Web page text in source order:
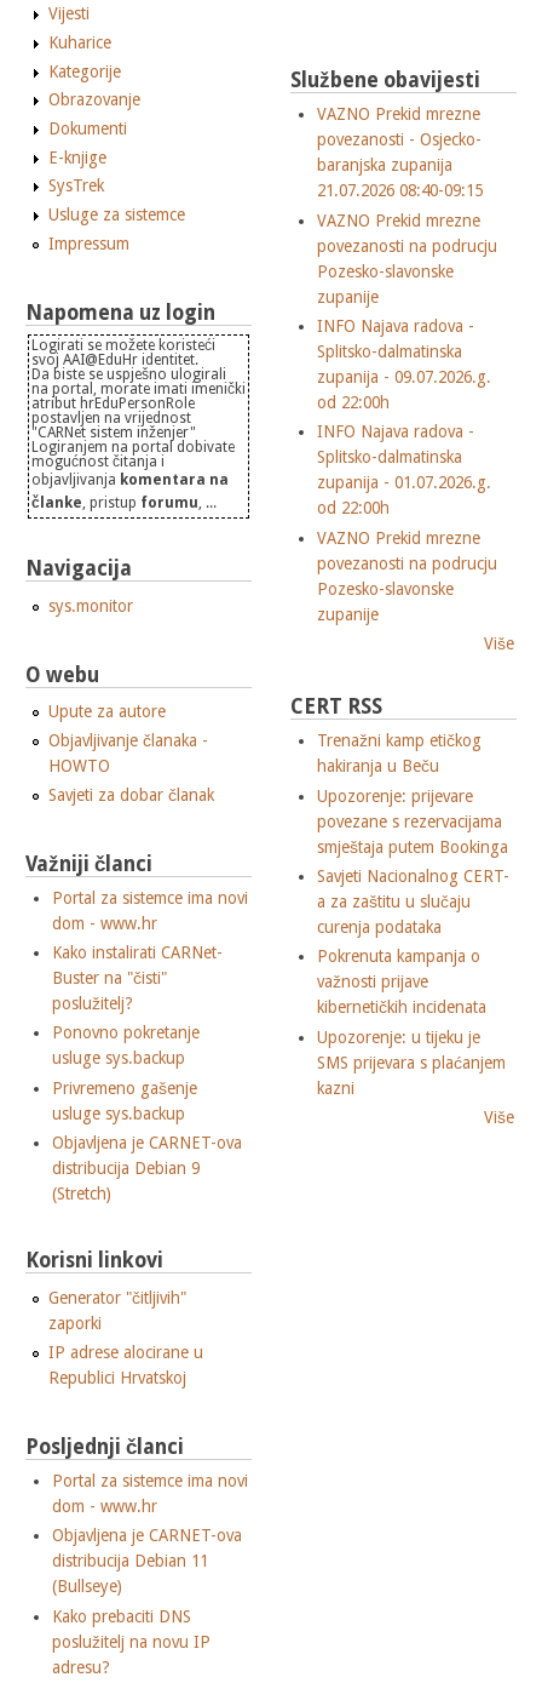
Vijesti
Kuharice
Kategorije
Obrazovanje
Dokumenti
E-knjige
SysTrek
Usluge za sistemce
Impressum
Napomena uz login
Logirati se možete koristeći
svoj AAI@EduHr identitet.
Da biste se uspješno ulogirali
na portal, morate imati imenički
atribut hrEduPersonRole
postavljen na vrijednost
"CARNet sistem inženjer"
Logiranjem na portal dobivate
mogućnost čitanja i
objavljivanja komentara na
članke, pristup forumu, ...
Navigacija
sys.monitor
O webu
Upute za autore
Objavljivanje članaka -
HOWTO
Savjeti za dobar članak
Važniji članci
Portal za sistemce ima novi
dom - www.hr
Kako instalirati CARNet-
Buster na "čisti"
poslužitelj?
Ponovno pokretanje
usluge sys.backup
Privremeno gašenje
usluge sys.backup
Objavljena je CARNET-ova
distribucija Debian 9
(Stretch)
Korisni linkovi
Generator "čitljivih"
zaporki
IP adrese alocirane u
Republici Hrvatskoj
Posljednji članci
Portal za sistemce ima novi
dom - www.hr
Objavljena je CARNET-ova
distribucija Debian 11
(Bullseye)
Kako prebaciti DNS
poslužitelj na novu IP
adresu?
Službene obavijesti
VAZNO Prekid mrezne
povezanosti - Osjecko-
baranjska zupanija
21.07.2026 08:40-09:15
VAZNO Prekid mrezne
povezanosti na podrucju
Pozesko-slavonske
zupanije
INFO Najava radova -
Splitsko-dalmatinska
zupanija - 09.07.2026.g.
od 22:00h
INFO Najava radova -
Splitsko-dalmatinska
zupanija - 01.07.2026.g.
od 22:00h
VAZNO Prekid mrezne
povezanosti na podrucju
Pozesko-slavonske
zupanije
Više
CERT RSS
Trenažni kamp etičkog
hakiranja u Beču
Upozorenje: prijevare
povezane s rezervacijama
smještaja putem Bookinga
Savjeti Nacionalnog CERT-
a za zaštitu u slučaju
curenja podataka
Pokrenuta kampanja o
važnosti prijave
kibernetičkih incidenata
Upozorenje: u tijeku je
SMS prijevara s plaćanjem
kazni
Više